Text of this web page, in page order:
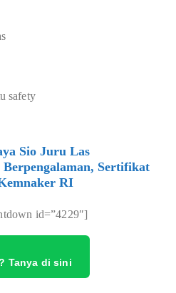
safety
Sio Juru Las
Sertifikat
RI
id=”4229″]
Tanya di sini